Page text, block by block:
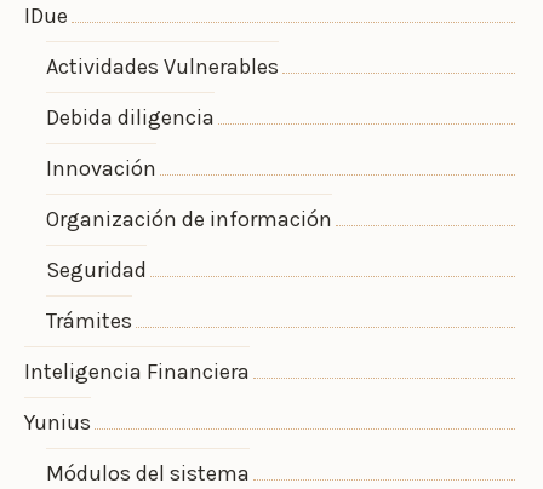
IDue
Actividades Vulnerables
Debida diligencia
Innovación
Organización de información
Seguridad
Trámites
Inteligencia Financiera
Yunius
Módulos del sistema